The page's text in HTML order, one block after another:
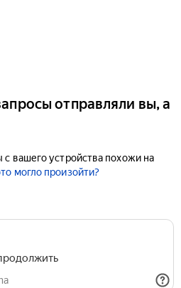
отправляли вы, а
вашего устройства похожи на
могло произойти?